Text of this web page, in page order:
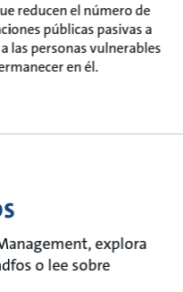
reducen el número de
públicas pasivas a
las personas vulnerables
en él.
explora
o lee sobre